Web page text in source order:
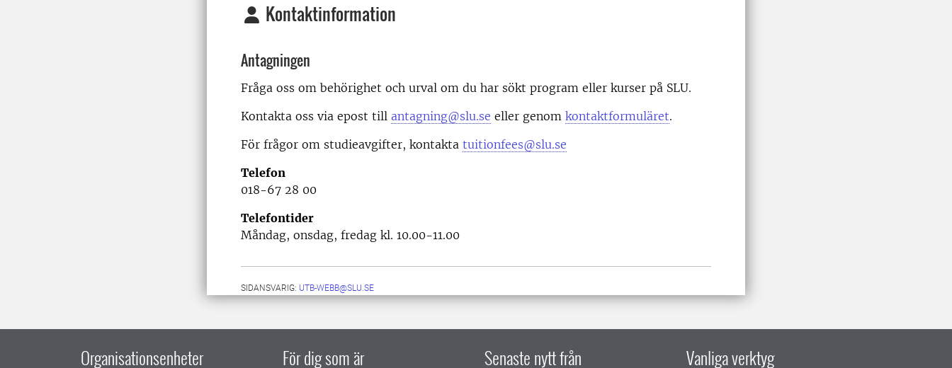
Kontaktinformation
Antagningen
Fråga oss om behörighet och urval om du har sökt program eller kurser på SLU.
Kontakta oss via epost till antagning@slu.se eller genom kontaktformuläret.
För frågor om studieavgifter, kontakta tuitionfees@slu.se
Telefon
018-67 28 00
Telefontider
Måndag, onsdag, fredag kl. 10.00-11.00
SIDANSVARIG: UTB-WEBB@SLU.SE
Organisationsenheter För dig som är Senaste nytt från Vanliga verktyg